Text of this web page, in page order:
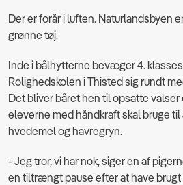
Der er forår i luften. Naturlandsbyen
grønne tøj.
Inde i bålhytterne bevæger 4.
Rolighedskolen i Thisted sig rundt
Det bliver båret hen til opsatte
eleverne med håndkraft skal bruge
hvedemel og havregryn.
- Jeg tror, vi har nok, siger en af
en tiltrængt pause efter at have brugt